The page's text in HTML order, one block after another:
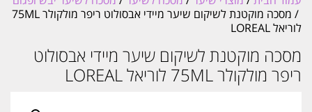
/ מסכה מוקטנת לשיקום שיער מיידי אבסולוט ריפר מולקולר 75ML
לוריאל LOREAL
מסכה מוקטנת לשיקום שיער מיידי אבסולוט
ריפר מולקולר 75ML לוריאל LOREAL